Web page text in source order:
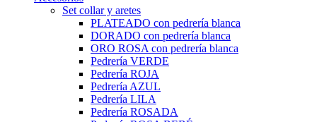
Set collar y aretes
PLATEADO con pedrería blanca
DORADO con pedrería blanca
ORO ROSA con pedrería blanca
Pedrería VERDE
Pedrería ROJA
Pedrería AZUL
Pedrería LILA
Pedrería ROSADA